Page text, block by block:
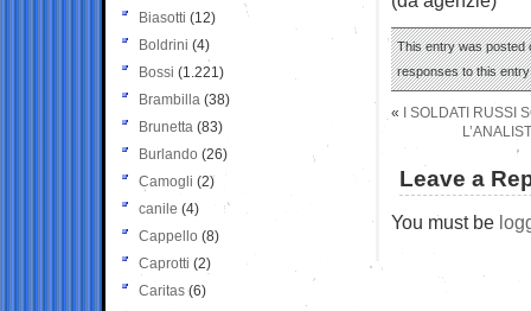
This entry was posted
responses to this
«
I SOLDATI RUSSI
Leave a
You must be
Biasotti (12)
Boldrini (4)
Bossi (1.221)
Brambilla (38)
Brunetta (83)
Burlando (26)
Camogli (2)
canile (4)
Cappello (8)
Caprotti (2)
Caritas (6)